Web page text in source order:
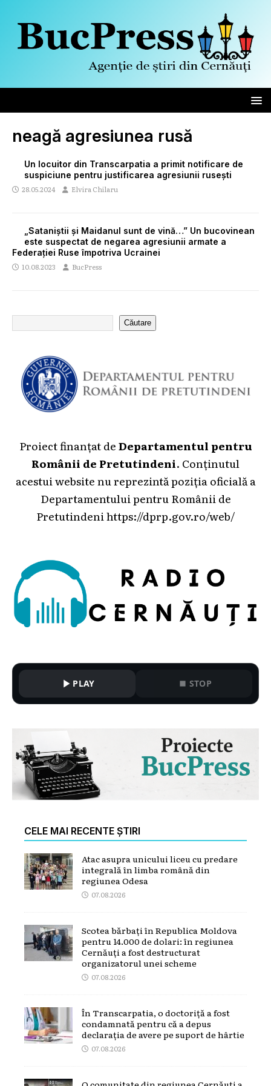
neagă agresiunea rusă
Un locuitor din Transcarpatia a primit notificare de
suspiciune pentru justificarea agresiunii rusești
28.05.2024 Elvira Chilaru
„Sataniștii și Maidanul sunt de vină…” Un bucovinean
este suspectat de negarea agresiunii armate a
Federației Ruse împotriva Ucrainei
10.08.2023 BucPress
Căutare
Proiect finanțat deDepartamentul pentru
Românii de Pretutindeni. Conținutul
acestui website nu reprezintă poziția oficială a
Departamentului pentru Românii de
Pretutindeni https://dprp.gov.ro/web/
PLAY STOP
CELE MAI RECENTE ȘTIRI
Atac asupra unicului liceu cu predare
integrală în limba română din
regiunea Odesa
07.08.2026
Scotea bărbați în Republica Moldova
pentru 14.000 de dolari: în regiunea
Cernăuți a fost destructurat
organizatorul unei scheme
07.08.2026
În Transcarpatia, o doctoriță a fost
condamnată pentru că a depus
declarația de avere pe suport de hârtie
07.08.2026